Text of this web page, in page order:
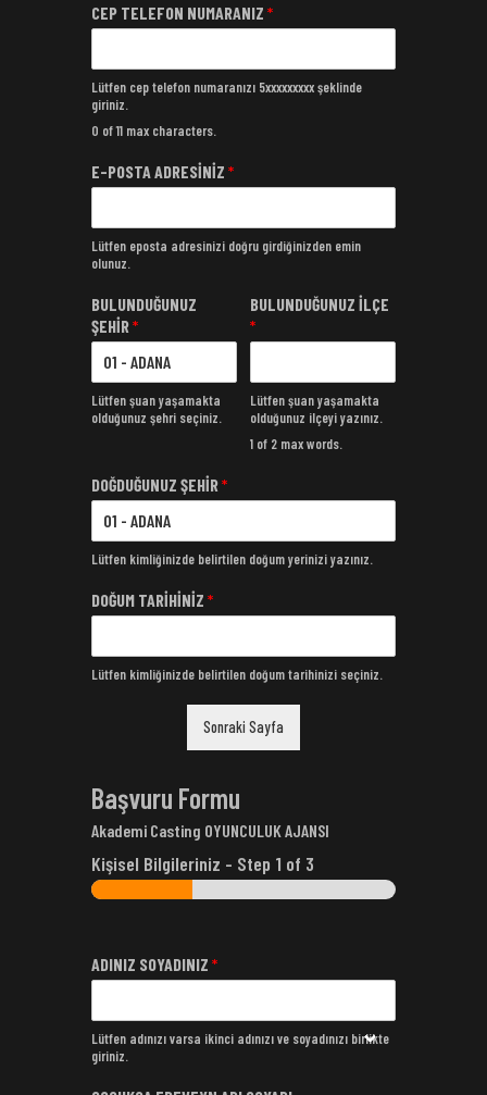
CEP TELEFON NUMARANIZ *
Lütfen cep telefon numaranızı 5xxxxxxxxx şeklinde
giriniz.
0 of 11 max characters.
E-POSTA ADRESİNİZ *
Lütfen eposta adresinizi doğru girdiğinizden emin
olunuz.
BULUNDUĞUNUZ
ŞEHİR*
Lütfen şuan yaşamakta
olduğunuz şehri seçiniz.
BULUNDUĞUNUZ İLÇE
*
Lütfen şuan yaşamakta
olduğunuz ilçeyi yazınız.
1 of 2 max words.
DOĞDUĞUNUZ ŞEHİR*
Lütfen kimliğinizde belirtilen doğum yerinizi yazınız.
DOĞUM TARİHİNİZ *
Lütfen kimliğinizde belirtilen doğum tarihinizi seçiniz.
Sonraki Sayfa
Başvuru Formu
Akademi Casting OYUNCULUK AJANSI
Kişisel Bilgileriniz - Step 1 of 3
ADINIZ SOYADINIZ *
Lütfen adınızı varsa ikinci adınızı ve soyadınızı birlikte
giriniz.